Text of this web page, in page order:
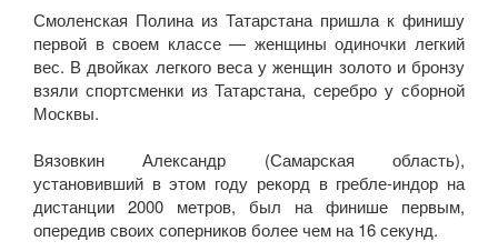
Смоленская Полина из Татарстана пришла к финишу
первой в своем классе — женщины одиночки легкий
вес. В двойках легкого веса у женщин золото и бронзу
взяли спортсменки из Татарстана, серебро у сборной
Москвы.
Вязовкин Александр (Самарская область),
установивший в этом году рекорд в гребле-индор на
дистанции 2000 метров, был на финише первым,
опередив своих соперников более чем на 16 секунд.